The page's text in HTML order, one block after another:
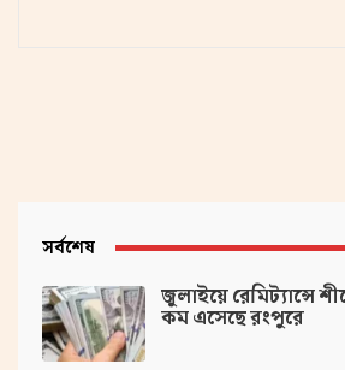
সর্বশেষ
জুলাইয়ে রেমিট্যান্সে
কম এসেছে রংপুরে